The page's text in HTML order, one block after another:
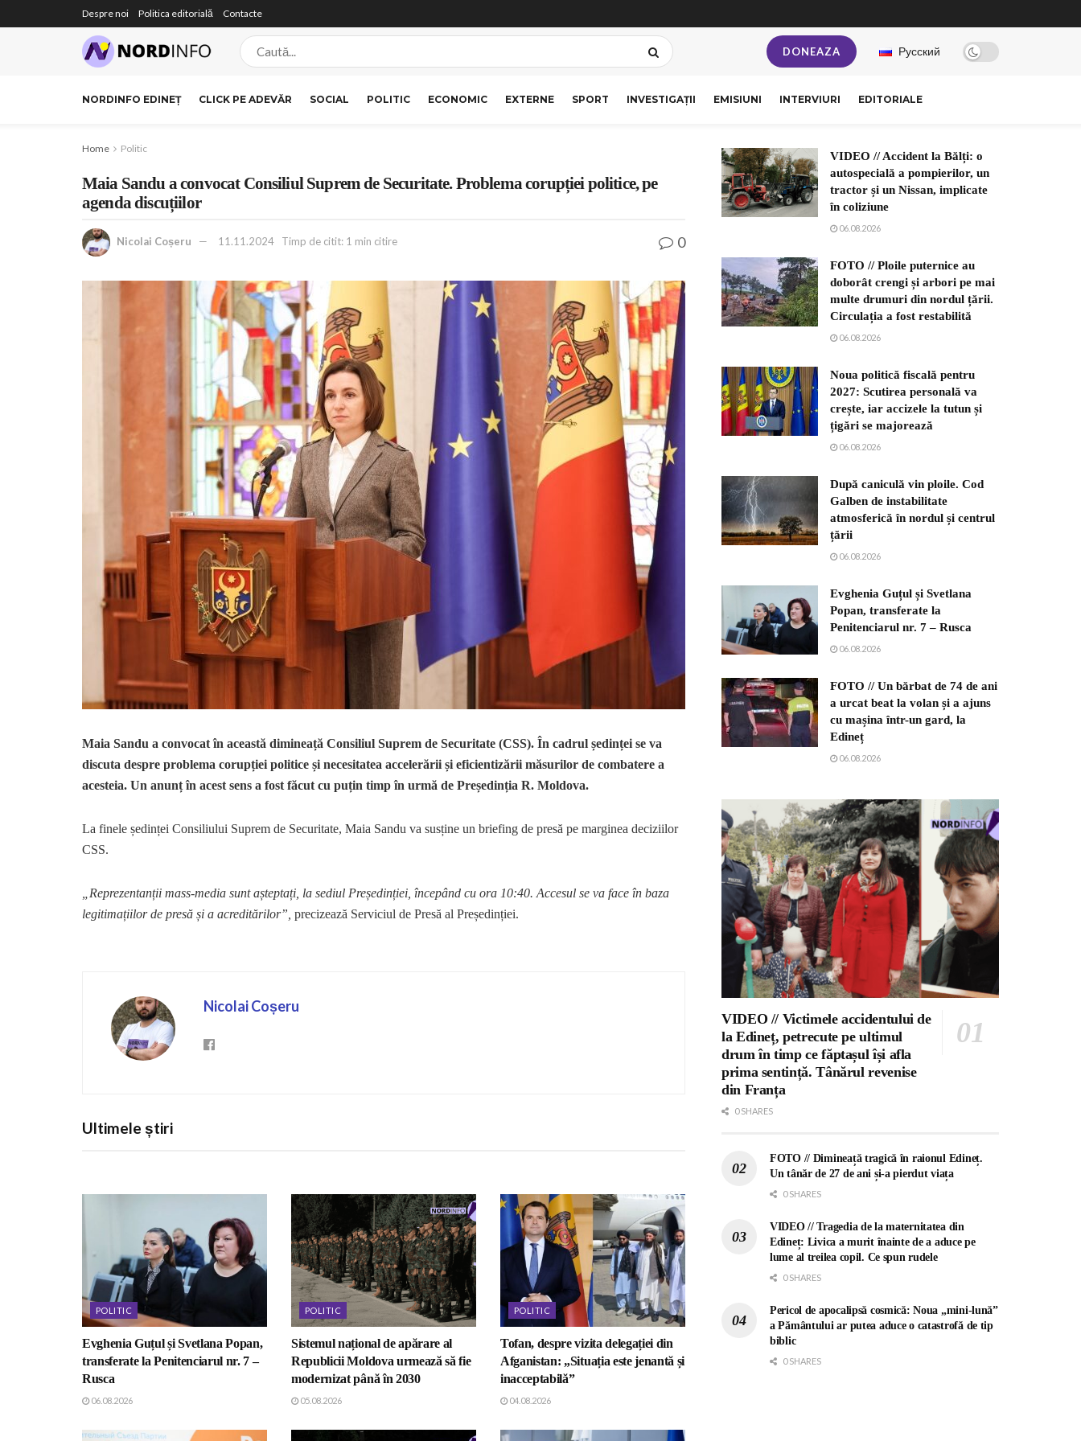
Despre noi Politica editorială Contacte
DONEAZA Русский
NORDINFO EDINEȚ CLICK PE ADEVĂR SOCIAL POLITIC ECONOMIC EXTERNE SPORT INVESTIGAȚII EMISIUNI INTERVIURI EDITORIALE
Home Politic
Maia Sandu a convocat Consiliul Suprem de Securitate. Problema corupției politice, pe
agenda discuțiilor
Nicolai Coșeru 11.11.2024 Timp de citit: 1 min citire 0
Maia Sandu a convocat în această dimineață Consiliul Suprem de Securitate (CSS). În cadrul ședinței se va
discuta despre problema corupției politice și necesitatea accelerării și eficientizării măsurilor de combatere a
acesteia. Un anunț în acest sens a fost făcut cu puțin timp în urmă de Președinția R. Moldova.
La finele ședinței Consiliului Suprem de Securitate, Maia Sandu va susține un briefing de presă pe marginea deciziilor
CSS.
„Reprezentanții mass-media sunt așteptați, la sediul Președinției, începând cu ora 10:40. Accesul se va face în baza
legitimațiilor de presă și a acreditărilor”, precizează Serviciul de Presă al Președinției.
Nicolai Coșeru
Ultimele știri
POLITIC
Evghenia Guțul și Svetlana Popan,
transferate la Penitenciarul nr. 7 –
Rusca
06.08.2026
POLITIC
Sistemul național de apărare al
Republicii Moldova urmează să fie
modernizat până în 2030
05.08.2026
POLITIC
Tofan, despre vizita delegației din
Afganistan: „Situația este jenantă și
inacceptabilă”
04.08.2026
VIDEO // Accident la Bălți: o
autospecială a pompierilor, un
tractor și un Nissan, implicate
în coliziune
06.08.2026
FOTO // Ploile puternice au
doborât crengi și arbori pe mai
multe drumuri din nordul țării.
Circulația a fost restabilită
06.08.2026
Noua politică fiscală pentru
2027: Scutirea personală va
crește, iar accizele la tutun și
țigări se majorează
06.08.2026
După caniculă vin ploile. Cod
Galben de instabilitate
atmosferică în nordul și centrul
țării
06.08.2026
Evghenia Guțul și Svetlana
Popan, transferate la
Penitenciarul nr. 7 – Rusca
06.08.2026
FOTO // Un bărbat de 74 de ani
a urcat beat la volan și a ajuns
cu mașina într-un gard, la
Edineț
06.08.2026
VIDEO // Victimele accidentului de
la Edineț, petrecute pe ultimul
drum în timp ce făptașul își afla
prima sentință. Tânărul revenise
din Franța
0 SHARES
FOTO // Dimineață tragică în raionul Edineț.
Un tânăr de 27 de ani și-a pierdut viața
0 SHARES
VIDEO // Tragedia de la maternitatea din
Edineț: Livica a murit înainte de a aduce pe
lume al treilea copil. Ce spun rudele
0 SHARES
Pericol de apocalipsă cosmică: Noua „mini-lună”
a Pământului ar putea aduce o catastrofă de tip
biblic
0 SHARES